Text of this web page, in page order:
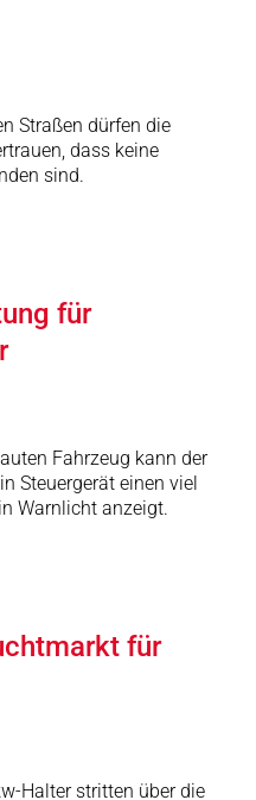
Straßen dürfen die
dass keine
sind.
für
Fahrzeug kann der
Steuergerät einen viel
Warnlicht anzeigt.
für
Halter stritten über die